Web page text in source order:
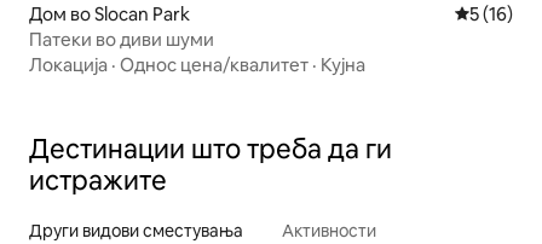
Дом во Slocan Park Просечна
5 (16)
Патеки во диви шуми
Локација · Однос цена/квалитет · Кујна
Дестинации што треба да ги
истражите
Други видови сместувања Активности